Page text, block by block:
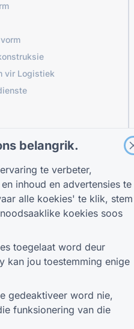
vir Logistiek
Bepalings
Privaatheidsbeleid
Koekie-instellings
All rights reserved.
belangrik.
te verbeter,
inhoud en advertensies te
alle koekies' te klik, stem
koekies soos
toegelaat word deur
kan jou toestemming enige
gedeaktiveer word nie,
funksionering van die